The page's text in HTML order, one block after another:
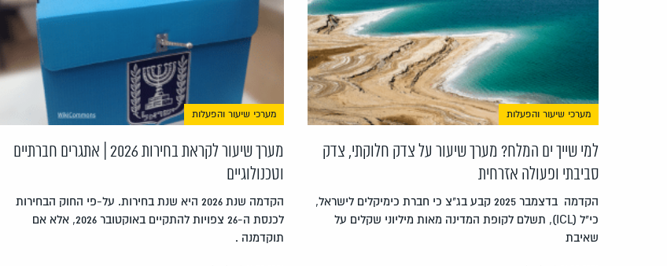
מערכי שיעור והפעלות
למי שייך ים המלח? מערך שיעור על צדק חלוקתי, צדק
סביבתי ופעולה אזרחית
הקדמה בדצמבר 2025 קבע בג"צ כי חברת כימיקלים לישראל,
כי"ל (ICL), תשלם לקופת המדינה מאות מיליוני שקלים על
שאיבת
מערכי שיעור והפעלות
מערך שיעור לקראת בחירות 2026 | אתגרים חברתיים
וטכנולוגיים
הקדמה שנת 2026 היא שנת בחירות. על-פי החוק הבחירות
לכנסת ה-26 צפויות להתקיים באוקטובר 2026, אלא אם
תוקדמנה .